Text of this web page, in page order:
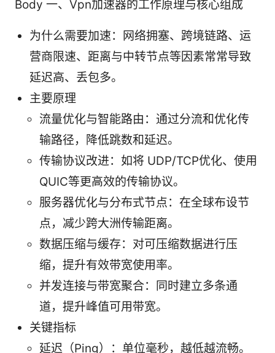
Body 一、Vpn加速器的工作原理与核心组成
为什么需要加速：网络拥塞、跨境链路、运
营商限速、距离与中转节点等因素常常导致
延迟高、丢包多。
主要原理
流量优化与智能路由：通过分流和优化传
输路径，降低跳数和延迟。
传输协议改进：如将 UDP/TCP优化、使用
QUIC等更高效的传输协议。
服务器优化与分布式节点：在全球布设节
点，减少跨大洲传输距离。
数据压缩与缓存：对可压缩数据进行压
缩，提升有效带宽使用率。
并发连接与带宽聚合：同时建立多条通
道，提升峰值可用带宽。
关键指标
延迟（Ping）：单位毫秒，越低越流畅。